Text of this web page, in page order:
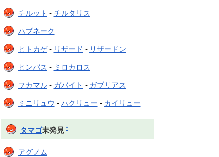
チルット - チルタリス
ハブネーク
ヒトカゲ- リザード - リザードン
ヒンバス - ミロカロス
フカマル- ガバイト - ガブリアス
ミニリュウ - ハクリュー - カイリュー
タマゴ未発見 †
アグノム